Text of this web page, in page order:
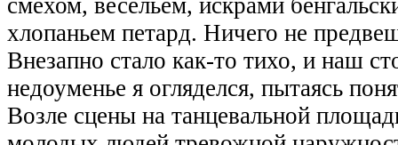
хлопаньем петард. Ничего не
Внезапно стало как-то тихо, и наш
недоуменье я огляделся, пытаясь
Возле сцены на танцевальной